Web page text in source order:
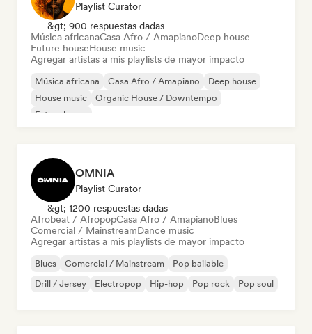
Playlist Curator
&gt; 900 respuestas dadas
Música africanaCasa Afro / AmapianoDeep house
Future houseHouse music
Agregar artistas a mis playlists de mayor impacto
Música africana Casa Afro / Amapiano
Deep house
House music
Organic House / Downtempo
Future house
OMNIA
Playlist Curator
&gt; 1200 respuestas dadas
Afrobeat / AfropopCasa Afro / AmapianoBlues
Comercial / MainstreamDance music
Agregar artistas a mis playlists de mayor impacto
Blues Comercial / Mainstream
Pop bailable
Drill / Jersey
Electropop Hip-hop Pop rock Pop soul